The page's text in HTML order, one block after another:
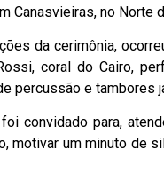
Canasvieiras, no Norte
da cerimônia,
coral do Cairo,
percussão e tambores
convidado para,
motivar um minuto de